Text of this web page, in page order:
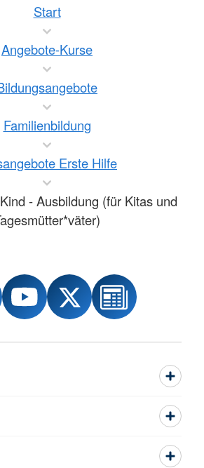
Start
Angebote-Kurse
Familienbildung
Erste Hilfe
- Ausbildung (für Kitas und